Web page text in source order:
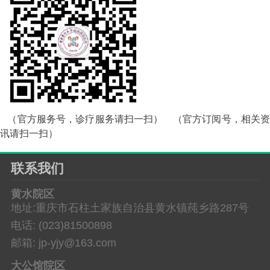
（官方服务号，诊疗服务请扫一扫）
（官方订阅号，相关资
讯请扫一扫）
联系我们
黄水院区
地址:重庆市石柱土家族自治县黄水镇莼乡路287号
电话: (023)81500898
邮箱: jp-yjy@163.com
大公馆院区